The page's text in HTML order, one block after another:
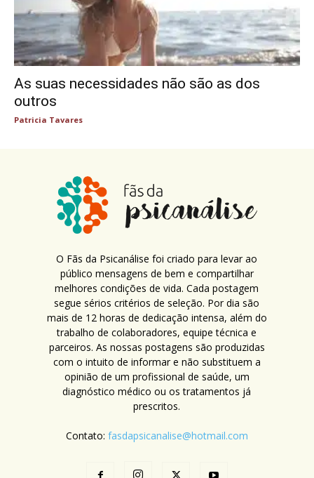
As suas necessidades não são as dos
outros
Patricia Tavares
O Fãs da Psicanálise foi criado para levar ao
público mensagens de bem e compartilhar
melhores condições de vida. Cada postagem
segue sérios critérios de seleção. Por dia são
mais de 12 horas de dedicação intensa, além do
trabalho de colaboradores, equipe técnica e
parceiros. As nossas postagens são produzidas
com o intuito de informar e não substituem a
opinião de um profissional de saúde, um
diagnóstico médico ou os tratamentos já
prescritos.
Contato: fasdapsicanalise@hotmail.com